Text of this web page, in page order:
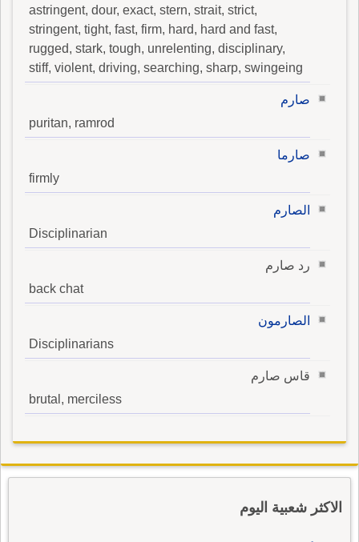
astringent, dour, exact, stern, strait, strict,
stringent, tight, fast, firm, hard, hard and fast,
rugged, stark, tough, unrelenting, disciplinary,
stiff, violent, driving, searching, sharp, swingeing
صارم
puritan, ramrod
صارما
firmly
الصارم
Disciplinarian
رد صارم
back chat
الصارمون
Disciplinarians
قاس صارم
brutal, merciless
الاكثر شعبية اليوم